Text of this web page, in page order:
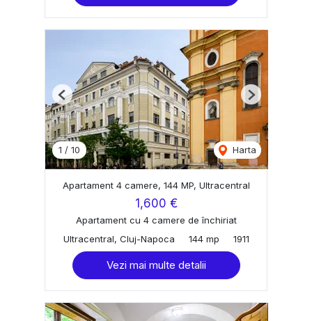
1 / 10 Harta
Previous Next
Apartament 4 camere, 144 MP, Ultracentral
1,600 €
Apartament cu 4 camere de închiriat
Ultracentral, Cluj-Napoca
144 mp 1911
Vezi mai multe detalii